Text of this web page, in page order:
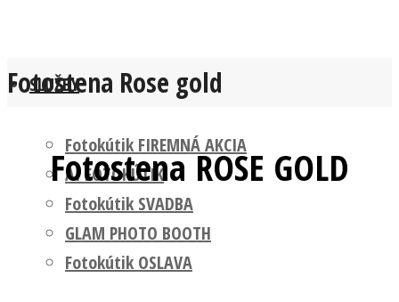
SLUŽBY
Fotokútik FIREMNÁ AKCIA
AI FOTOKÚTIK
Fotokútik SVADBA
GLAM PHOTO BOOTH
Fotokútik OSLAVA
Fotostena Rose gold
Fotostena ROSE GOLD